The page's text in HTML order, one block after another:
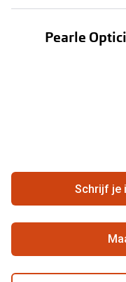
Hier de
Pearle
Beste
Schrijf je